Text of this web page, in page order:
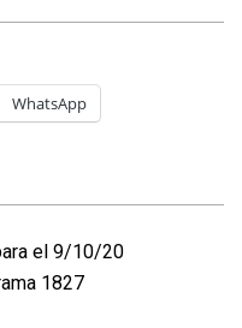
WhatsApp
el 9/10/20
1827